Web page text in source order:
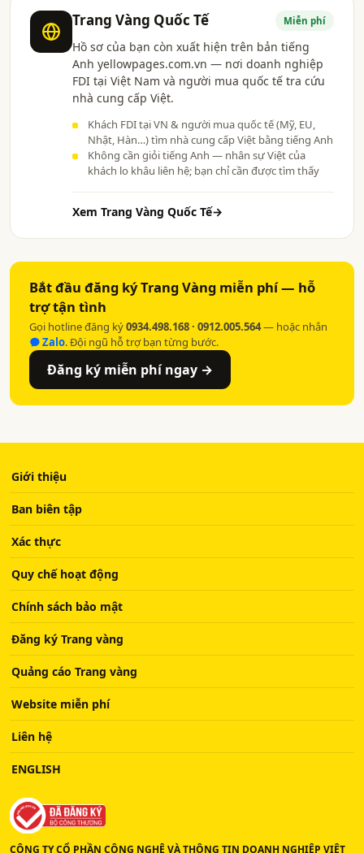
Trang Vàng Quốc Tế Miễn phí
Hồ sơ của bạn còn xuất hiện trên bản tiếng
Anh yellowpages.com.vn — nơi doanh nghiệp
FDI tại Việt Nam và người mua quốc tế tra cứu
nhà cung cấp Việt.
Khách FDI tại VN & người mua quốc tế (Mỹ, EU,
Nhật, Hàn…) tìm nhà cung cấp Việt bằng tiếng Anh
Không cần giỏi tiếng Anh — nhân sự Việt của
khách lo khâu liên hệ; bạn chỉ cần được tìm thấy
Xem Trang Vàng Quốc Tế→
Bắt đầu đăng ký Trang Vàng miễn phí — hỗ
trợ tận tình
Gọi hotline đăng ký0934.498.168 · 0912.005.564— hoặc nhắn
Zalo. Đội ngũ hỗ trợ bạn từng bước.
Đăng ký miễn phí ngay →
Giới thiệu
Ban biên tập
Xác thực
Quy chế hoạt động
Chính sách bảo mật
Đăng ký Trang vàng
Quảng cáo Trang vàng
Website miễn phí
Liên hệ
ENGLISH
CÔNG TY CỔ PHẦN CÔNG NGHỆ VÀ THÔNG TIN DOANH NGHIỆP VIỆT